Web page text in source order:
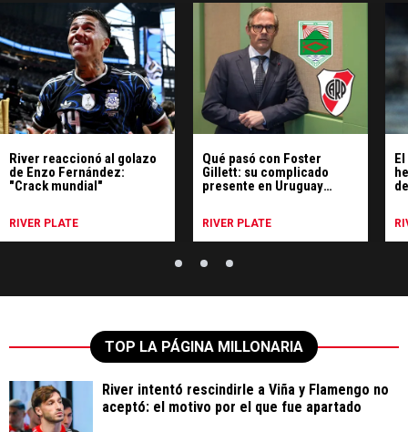
River reaccionó al golazo
de Enzo Fernández:
"Crack mundial"
RIVER PLATE
Qué pasó con Foster
Gillett: su complicado
presente en Uruguay
RIVER PLATE
TOP LA PÁGINA MILLONARIA
River intentó rescindirle a Viña y Flamengo no
aceptó: el motivo por el que fue apartado